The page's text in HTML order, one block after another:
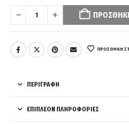
selection
has
been
Please
product
options
before
ΠΡΌΣΘΉΚΗ
ΠΕΡΙΓΡΑΦΉ
ΕΠΙΠΛΈΟΝ ΠΛΗΡΟΦΟΡΊΕΣ